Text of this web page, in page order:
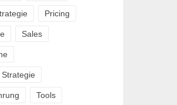
Pricing
Sales
Strategie
Tools